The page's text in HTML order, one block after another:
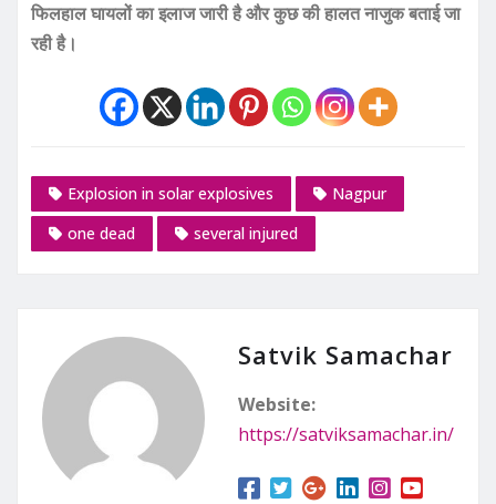
फिलहाल घायलों का इलाज जारी है और कुछ की हालत नाजुक बताई जा
रही है।
Explosion in solar explosives
Nagpur
one dead
several injured
Satvik Samachar
Website:
https://satviksamachar.in/